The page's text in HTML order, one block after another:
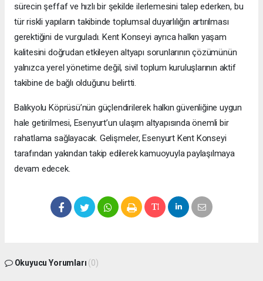
sürecin şeffaf ve hızlı bir şekilde ilerlemesini talep ederken, bu
tür riskli yapıların takibinde toplumsal duyarlılığın artırılması
gerektiğini de vurguladı. Kent Konseyi ayrıca halkın yaşam
kalitesini doğrudan etkileyen altyapı sorunlarının çözümünün
yalnızca yerel yönetime değil, sivil toplum kuruluşlarının aktif
takibine de bağlı olduğunu belirtti.
Balıkyolu Köprüsü’nün güçlendirilerek halkın güvenliğine uygun
hale getirilmesi, Esenyurt’un ulaşım altyapısında önemli bir
rahatlama sağlayacak. Gelişmeler, Esenyurt Kent Konseyi
tarafından yakından takip edilerek kamuoyuyla paylaşılmaya
devam edecek.
Okuyucu Yorumları (0)